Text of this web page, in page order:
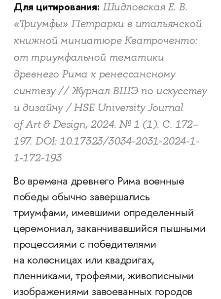
Для цитирования: Шидловская Е. В.
«Триумфы» Петрарки в итальянской
книжной миниатюре Кватроченто:
от триумфальной тематики
древнего Рима к ренессансному
синтезу // Журнал ВШЭ по искусству
и дизайну / HSE University Journal
of Art & Design, 2024. № 1 (1). С. 172–
197. DOI: 10.17323/3034-2031-2024-1-
1-172-193
Во времена древнего Рима военные
победы обычно завершались
триумфами, имевшими определенный
церемониал, заканчивавшийся пышными
процессиями с победителями
на колесницах или квадригах,
пленниками, трофеями, живописными
изображениями завоеванных городов